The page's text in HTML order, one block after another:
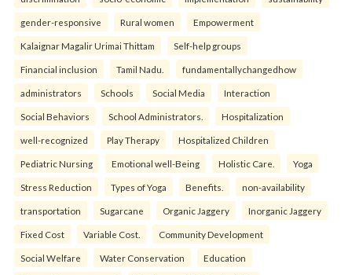
gender-responsive Rural women Empowerment
Kalaignar Magalir Urimai Thittam Self-help groups
Financial inclusion Tamil Nadu. fundamentallychangedhow
administrators Schools Social Media Interaction
Social Behaviors School Administrators. Hospitalization
well-recognized Play Therapy Hospitalized Children
Pediatric Nursing Emotional well-Being Holistic Care. Yoga
Stress Reduction Types of Yoga Benefits. non-availability
transportation Sugarcane Organic Jaggery Inorganic Jaggery
Fixed Cost Variable Cost. Community Development
Social Welfare Water Conservation Education